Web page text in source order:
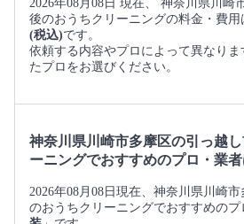
2026年08月08日 現在、 神奈川県川崎
後のおうちクリーニングの料金・費用
(税込)です。
依頼する内容やプロによって異なり
たプロをお選びください。
神奈川県川崎市多摩区の引っ越
ーニングでおすすめのプロ・業者
2026年08月08日現在、神奈川県川崎
のおうちクリーニングでおすすめのプ